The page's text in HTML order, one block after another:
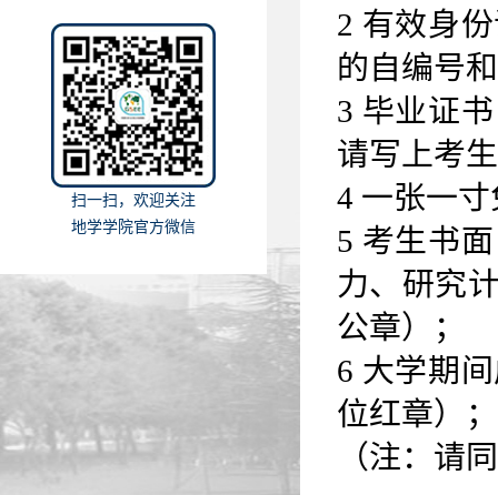
扫一扫，欢迎关注
地学学院官方微信
2 有效身
的自编号
3 毕业证
请写上考
4 一张一
5 考生书
力、研究
公章）；
6 大学期
位红章）；
（注：请